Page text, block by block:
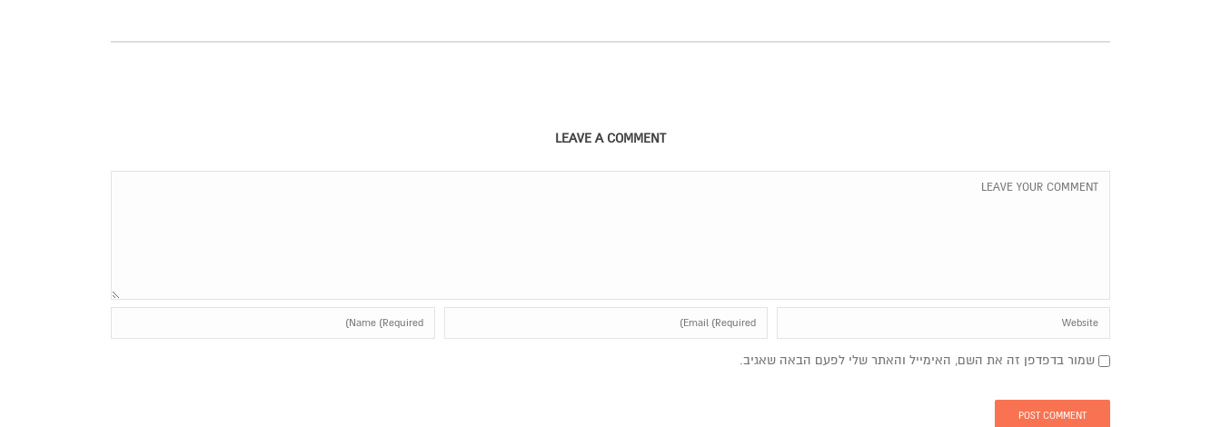
LEAVE A COMMENT
שמור בדפדפן זה את השם, האימייל והאתר שלי לפעם הבאה שאגיב.